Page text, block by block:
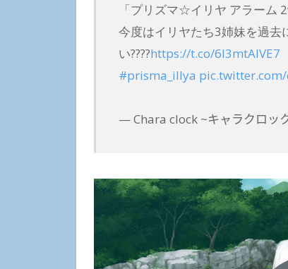
「プリズマ☆イリヤ アラーム
今度はイリヤたち3姉妹を過去
い????https://t.co/6I3mtAlVE7
#prisma_illya
— Chara clock ~キャラクロッ